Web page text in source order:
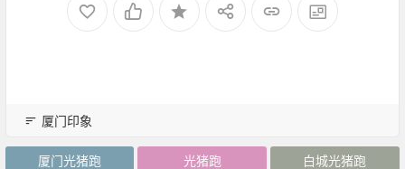
厦门印象
厦门光猪跑 光猪跑 白城光猪跑